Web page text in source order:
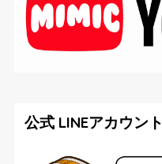
公式 LINEアカウント